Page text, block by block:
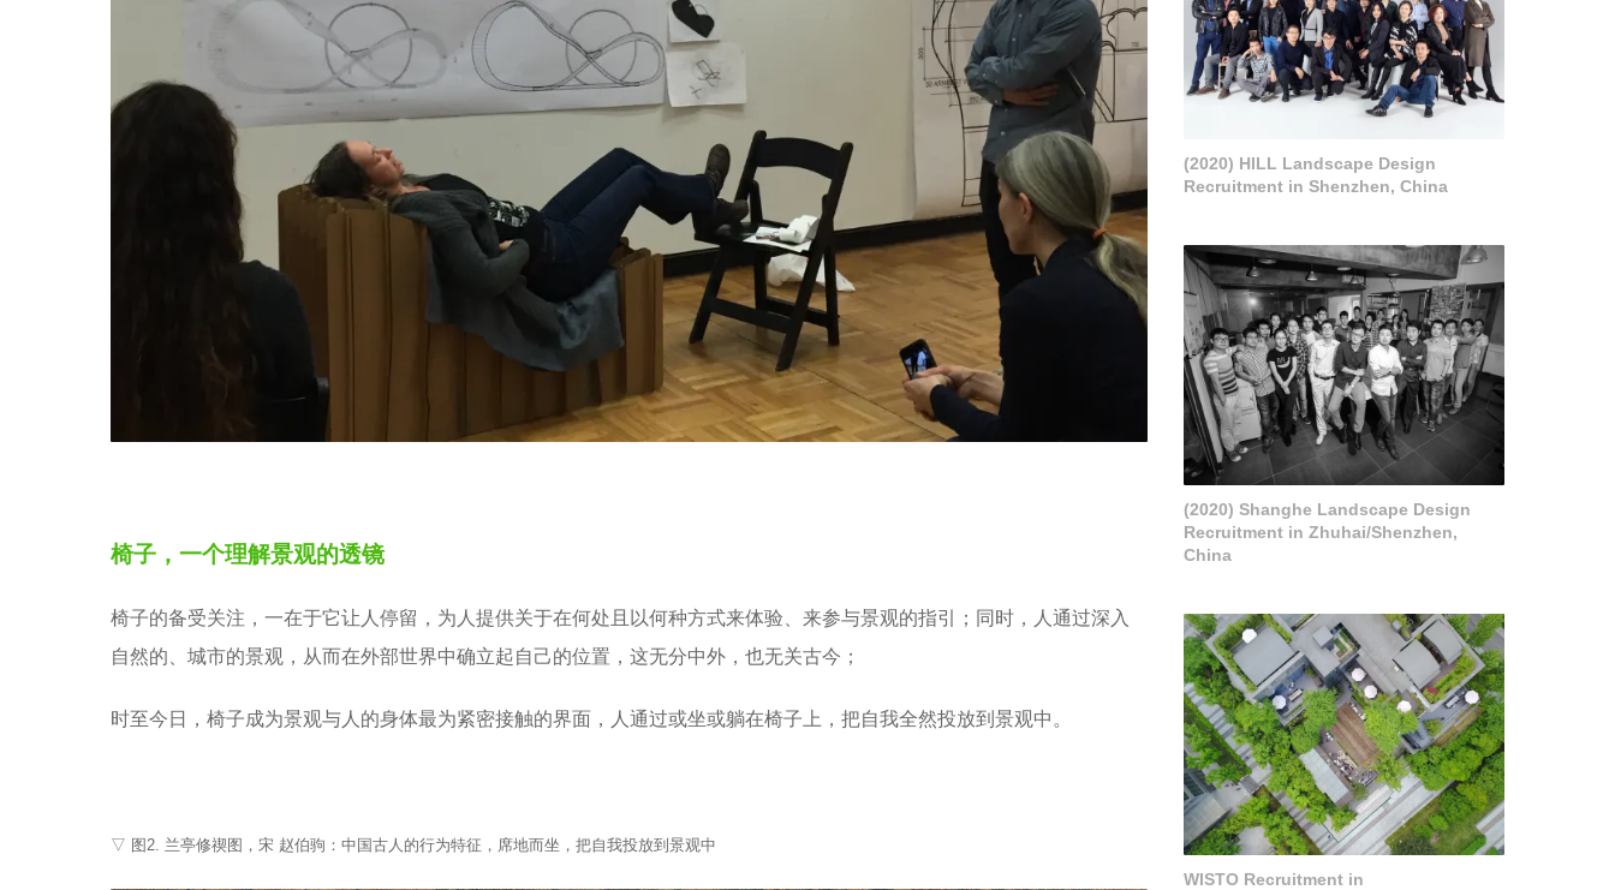
椅子，一个理解景观的透镜
椅子的备受关注，一在于它让人停留，为人提供关于在何处且以何种方式来体验、来参与景观的指引；同时，人通过深入
自然的、城市的景观，从而在外部世界中确立起自己的位置，这无分中外，也无关古今；
时至今日，椅子成为景观与人的身体最为紧密接触的界面，人通过或坐或躺在椅子上，把自我全然投放到景观中。
▽ 图2. 兰亭修禊图，宋 赵伯驹：中国古人的行为特征，席地而坐，把自我投放到景观中
(2020) HILL Landscape Design
Recruitment in Shenzhen, China
(2020) Shanghe Landscape Design
Recruitment in Zhuhai/Shenzhen,
China
WISTO Recruitment in